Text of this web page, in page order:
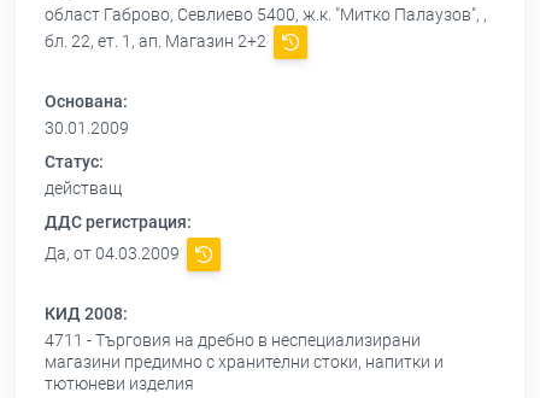
област Габрово, Севлиево 5400, ж.к. "Митко Палаузов", ,
бл. 22, ет. 1, ап. Магазин 2+2
Основана:
30.01.2009
Статус:
действащ
ДДС регистрация:
Да, от 04.03.2009
КИД 2008:
4711 - Търговия на дребно в неспециализирани
магазини предимно с хранителни стоки, напитки и
тютюневи изделия